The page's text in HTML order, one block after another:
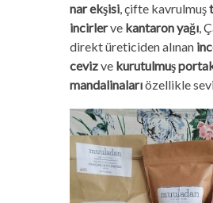
nar ekşisi, çifte kavrulmuş
incirlerve kantaron yağı,
direkt üreticiden alınan
cevizve kurutulmuş
mandalinalarıözellikle